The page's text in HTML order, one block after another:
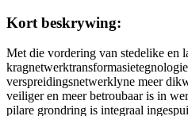
Kort beskrywing:
Met die vordering van stedelike en
verspreidingsnetwerklyne meer
veiliger en meer betroubaar is in
pilare grondring is integraal